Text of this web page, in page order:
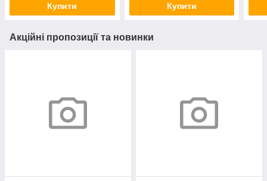
Купити Купити
Акційні пропозиції та новинки